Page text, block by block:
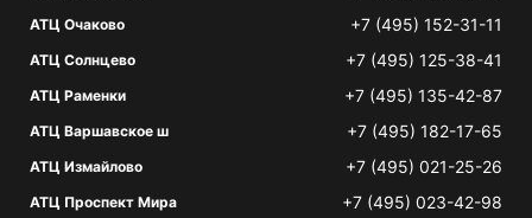
АТЦ Очаково +7 (495) 152-31-11
АТЦ Солнцево +7 (495) 125-38-41
АТЦ Раменки +7 (495) 135-42-87
АТЦ Варшавское ш +7 (495) 182-17-65
АТЦ Измайлово +7 (495) 021-25-26
АТЦ Проспект Мира +7 (495) 023-42-98